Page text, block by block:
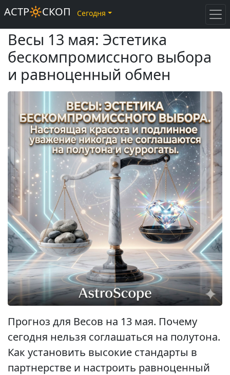
Весы 13 мая: Эстетика
бескомпромиссного выбора
и равноценный обмен
Прогноз для Весов на 13 мая. Почему
сегодня нельзя соглашаться на полутона.
Как установить высокие стандарты в
партнерстве и настроить равноценный
АСТР🔆СКОП Сегодня